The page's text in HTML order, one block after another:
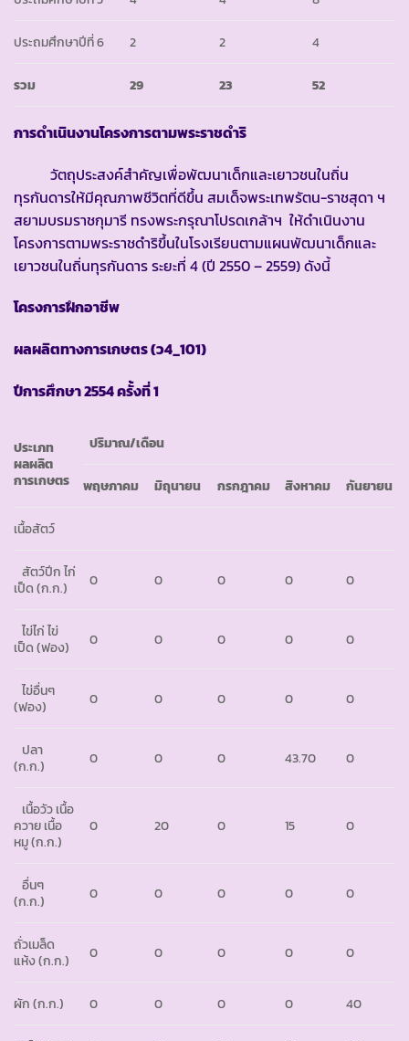
ประถมศึกษาปีที่ 6 2 2 4
รวม 29 23 52
การดำเนินงานโครงการตามพระราชดำริ
วัตถุประสงค์สำคัญเพื่อพัฒนาเด็กและเยาวชนในถิ่น
ทุรกันดารให้มีคุณภาพชีวิตที่ดีขึ้น สมเด็จพระเทพรัตน-ราชสุดา ฯ
สยามบรมราชกุมารี ทรงพระกรุณาโปรดเกล้าฯ ให้ดำเนินงาน
โครงการตามพระราชดำริขึ้นในโรงเรียนตามแผนพัฒนาเด็กและ
เยาวชนในถิ่นทุรกันดาร ระยะที่ 4 (ปี 2550 – 2559) ดังนี้
โครงการฝึกอาชีพ
ผลผลิตทางการเกษตร (ว4_101)
ปีการศึกษา2554 ครั้งที่ 1
ประเภท
ผลผลิต
การเกษตร
ปริมาณ/เดือน
พฤษภาคม มิถุนายน กรกฎาคม สิงหาคม กันยายน
เนื้อสัตว์
สัตว์ปีก ไก่
เป็ด (ก.ก.)
0 0 0 0 0
ไข่ไก่ ไข่
เป็ด (ฟอง)
0 0 0 0 0
ไข่อื่นๆ
(ฟอง)
0 0 0 0 0
ปลา
(ก.ก.)
0 0 0 43.70 0
เนื้อวัว เนื้อ
ควาย เนื้อ
หมู (ก.ก.)
0 20 0 15 0
อื่นๆ
(ก.ก.)
0 0 0 0 0
ถั่วเมล็ด
แห้ง (ก.ก.)
0 0 0 0 0
ผัก (ก.ก.) 0 0 0 0 40